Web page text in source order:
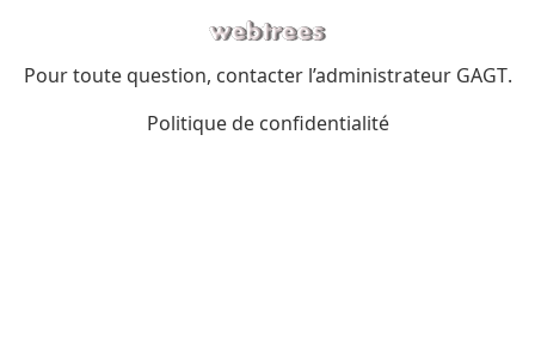
Pour toute question, contacter l’administrateur GAGT.
Politique de confidentialité